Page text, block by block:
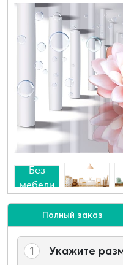
Без
мебели
Полный заказ
1 Укажите